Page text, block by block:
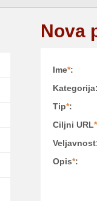
Nova
Ime*:
Kategorija:
Tip*:
Ciljni URL*
Opis*: